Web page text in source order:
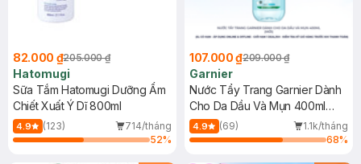
82.000 ₫205.000 ₫
Hatomugi
Sữa Tắm Hatomugi Dưỡng Ẩm
Chiết Xuất Ý Dĩ 800ml
4.9 (123)
714/tháng
52%
107.000 ₫209.000 ₫
Garnier
Nước Tẩy Trang Garnier Dành
Cho Da Dầu Và Mụn 400ml
(Mới)
4.9 (69)
1.1k/tháng
68%